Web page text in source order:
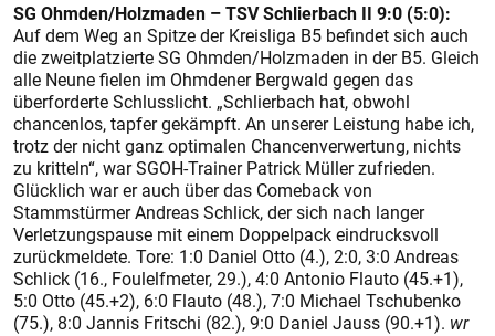
SG Ohmden/Holzmaden – TSV Schlierbach II 9:0 (5:0):
Auf dem Weg an Spitze der Kreisliga B5 befindet sich auch
die zweitplatzierte SG Ohmden/Holzmaden in der B5. Gleich
alle Neune fielen im Ohmdener Bergwald gegen das
überforderte Schlusslicht. „Schlierbach hat, obwohl
chancenlos, tapfer gekämpft. An unserer Leistung habe ich,
trotz der nicht ganz optimalen Chancenverwertung, nichts
zu kritteln“, war SGOH-Trainer Patrick Müller zufrieden.
Glücklich war er auch über das Comeback von
Stammstürmer Andreas Schlick, der sich nach langer
Verletzungspause mit einem Doppelpack eindrucksvoll
zurückmeldete. Tore: 1:0 Daniel Otto (4.), 2:0, 3:0 Andreas
Schlick (16., Foulelfmeter, 29.), 4:0 Antonio Flauto (45.+1),
5:0 Otto (45.+2), 6:0 Flauto (48.), 7:0 Michael Tschubenko
(75.), 8:0 Jannis Fritschi (82.), 9:0 Daniel Jauss (90.+1). wr